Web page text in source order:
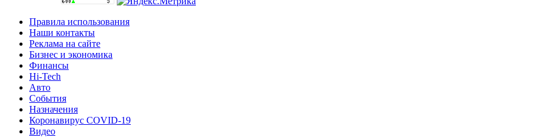
Правила использования
Наши контакты
Реклама на сайте
Бизнес и экономика
Финансы
Hi-Tech
Авто
События
Назначения
Коронавирус COVID-19
Видео